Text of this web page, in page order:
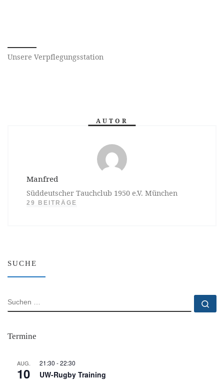
Unsere Verpflegungsstation
AUTOR
Manfred
Süddeutscher Tauchclub 1950 e.V. München
29 BEITRÄGE
SUCHE
SUCHE
Termine
AUG.
10
21:30 -22:30
UW-Rugby Training